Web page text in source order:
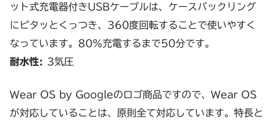
ット式充電器付きUSBケーブルは、ケースバックリング
にピタッとくっつき、360度回転することで使いやすく
なっています。80％充電するまで50分です。
耐水性:
3気圧
Wear OS by Googleのロゴ商品ですので、Wear OS
が対応していることは、原則全て対応しています。特長と